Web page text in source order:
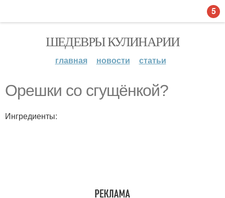
ШЕДЕВРЫ КУЛИНАРИИ
главная новости статьи
Орешки со сгущёнкой?
Ингредиенты:
5